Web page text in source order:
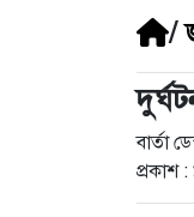
/
বার্তা
প্রকাশ :